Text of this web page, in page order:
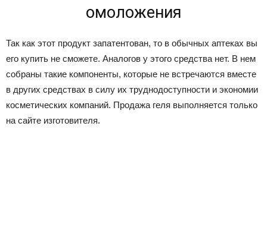
омоложения
Так как этот продукт запатентован, то в обычных аптеках вы
его купить не сможете. Аналогов у этого средства нет. В нем
собраны такие компоненты, которые не встречаются вместе
в других средствах в силу их труднодоступности и экономии
косметических компаний. Продажа геля выполняется только
на сайте изготовителя.